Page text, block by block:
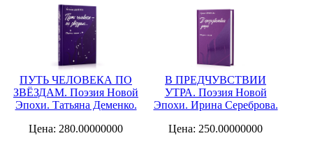
ПУТЬ ЧЕЛОВЕКА ПО
ЗВЁЗДАМ. Поэзия Новой
Эпохи. Татьяна Деменко.
Цена: 280.00000000
В ПРЕДЧУВСТВИИ
УТРА. Поэзия Новой
Эпохи. Ирина Сереброва.
Цена: 250.00000000